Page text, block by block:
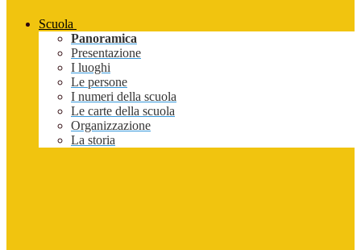
Scuola
Panoramica
Presentazione
I luoghi
Le persone
I numeri della scuola
Le carte della scuola
Organizzazione
La storia